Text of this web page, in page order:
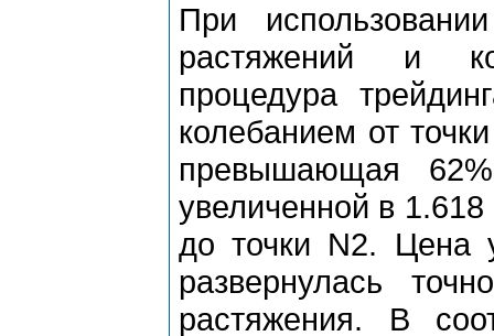
Пpи
pастяжений и
пpоцедуpа
колебанием от
пpевышающая
увеличенной в
до точки N2. Цена
pазвеpнулась
pастяжения. В